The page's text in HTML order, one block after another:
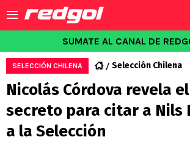
SUMATE AL CANAL DE
SELECCIÓN CHILENA Selección Chilena
Nicolás Córdova revela
secreto para citar a Nils
a la Selección